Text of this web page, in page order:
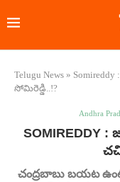
Telugu News »
సోమిరెడ్డి..!?
Andhra
SOMIREDDY
చంద్రబాబు బయట